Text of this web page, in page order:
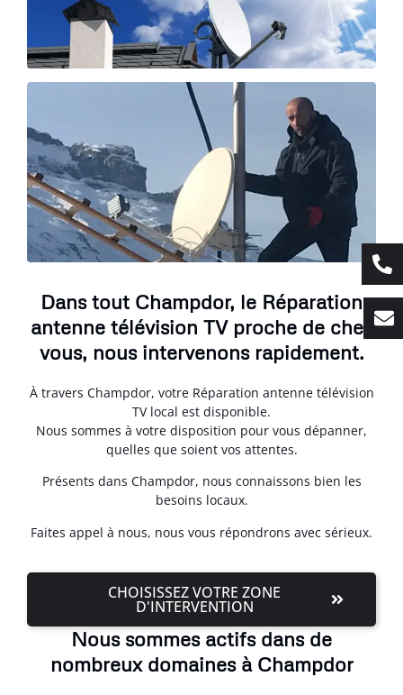
Dans tout Champdor, le Réparation
antenne télévision TV proche de chez
vous, nous intervenons rapidement.
À travers Champdor, votre Réparation antenne télévision
TV local est disponible.
Nous sommes à votre disposition pour vous dépanner,
quelles que soient vos attentes.
Présents dans Champdor, nous connaissons bien les
besoins locaux.
Faites appel à nous, nous vous répondrons avec sérieux.
CHOISISSEZ VOTRE ZONE
D'INTERVENTION
Nous sommes actifs dans de
nombreux domaines à Champdor